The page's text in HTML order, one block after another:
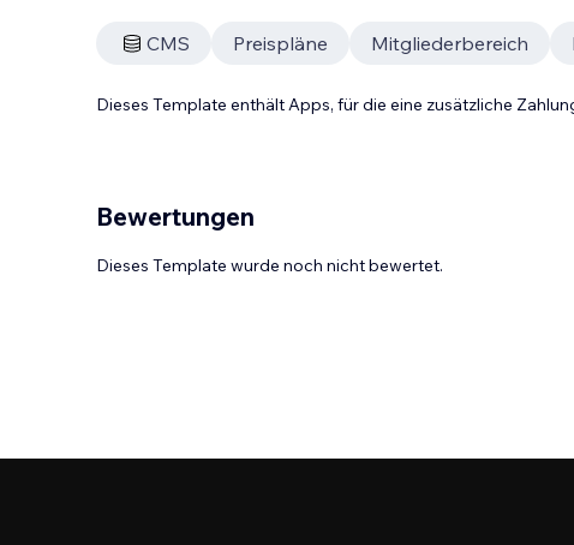
CMS Preispläne Mitgliederbereich
Dieses Template enthält Apps, für die eine zusätzliche
Bewertungen
Dieses Template wurde noch nicht bewertet.